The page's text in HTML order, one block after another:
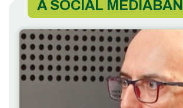
A SOCIAL MÉDIÁBAN